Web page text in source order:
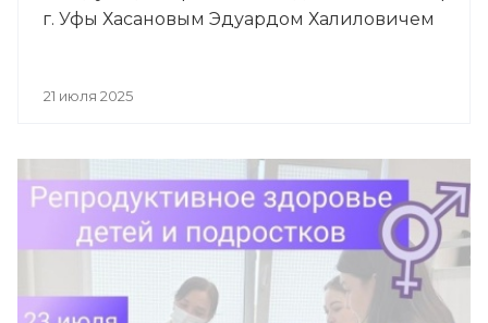
г. Уфы Хасановым Эдуардом Халиловичем
21 июля 2025